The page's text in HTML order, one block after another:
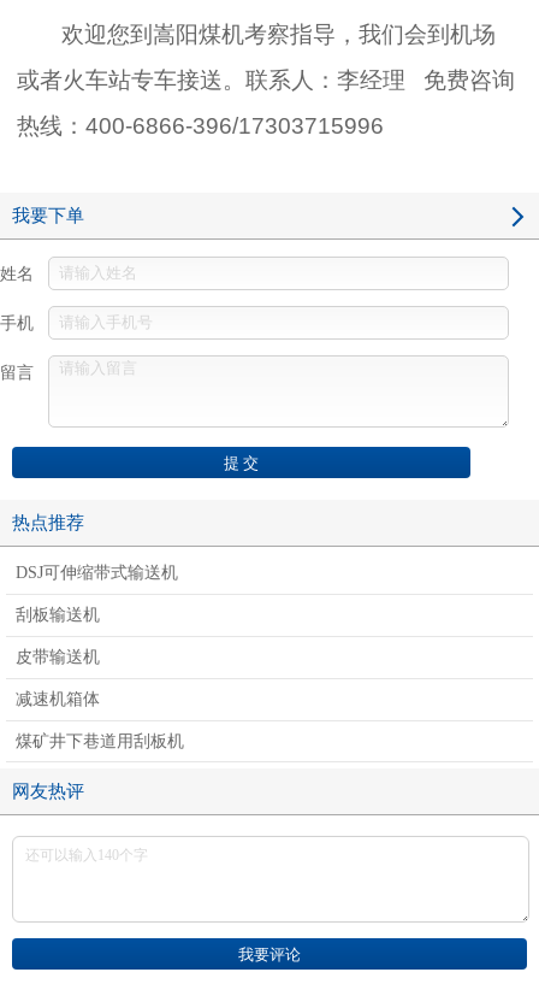
欢迎您到嵩阳煤机考察指导，我们会到机场
或者火车站专车接送。联系人：李经理 免费咨询
热线：400-6866-396/17303715996
我要下单
姓名
手机
留言
热点推荐
DSJ可伸缩带式输送机
刮板输送机
皮带输送机
减速机箱体
煤矿井下巷道用刮板机
网友热评